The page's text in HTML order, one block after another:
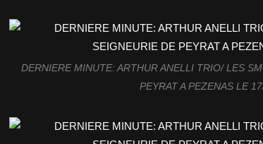
DERNIERE MINUTE: ARTHUR ANELLI TRIO/ LES
PEYRAT A PEZENAS LE